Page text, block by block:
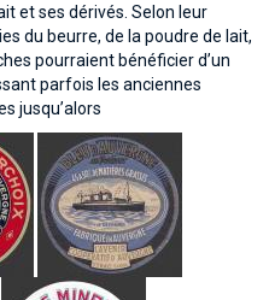
et ses dérivés. Selon leur
du beurre, de la poudre de lait,
pourraient bénéficier d’un
parfois les anciennes
jusqu’alors